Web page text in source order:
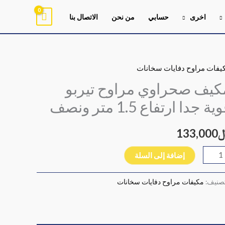
اخرى حسابي من نحن الاتصال بنا
مراوح دفايات سخانات
صحراوي مراوح تيربو
جدا ارتفاع 1.5 متر ونصف
133,000
إضافة إلى السلة
مكيفات مراوح دفايات سخانات